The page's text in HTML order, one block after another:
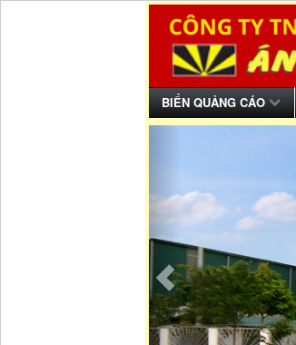
BIỂN QUẢNG CÁO